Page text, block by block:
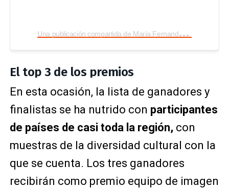
U
na publicación compartida de María Fernanda García (@maria.garciafreire)
El top 3 de los premios
En esta ocasión, la lista de ganadores y
finalistas se ha nutrido con participantes
de países de casi toda la región, con
muestras de la diversidad cultural con la
que se cuenta. Los tres ganadores
recibirán como premio equipo de imagen